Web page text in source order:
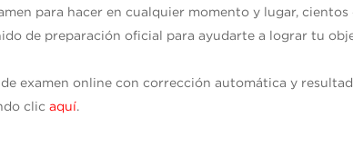
para hacer en cualquier momento y lugar,
de preparación oficial para ayudarte a lograr tu
examen online con corrección automática y
clic aquí